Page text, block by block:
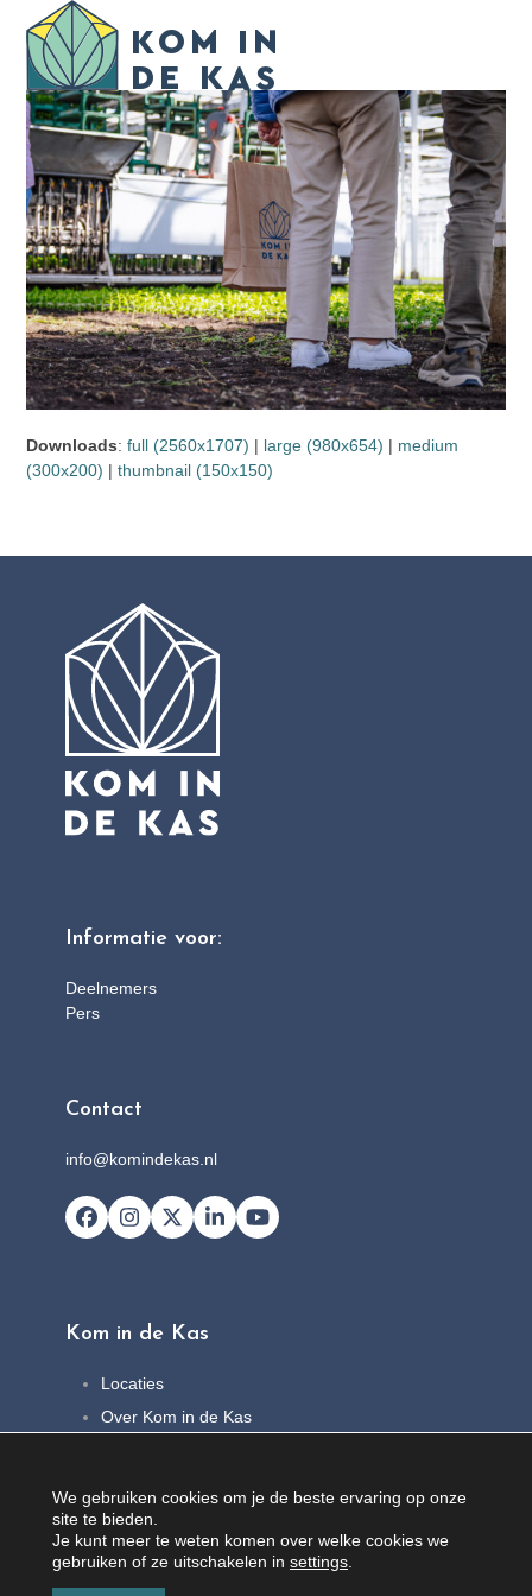
content
Open
mobile
menu
Close
mobile
menu
Downloads:full (2560x1707) | large (980x654) | medium
(300x200) |thumbnail (150x150)
Informatie voor:
Deelnemers
Pers
Contact
info@komindekas.nl
Facebook
Instagram
X LinkedInYouTube
Kom in de Kas
Locaties
Over Kom in de Kas
Contact
We gebruiken cookies om je de beste ervaring op onze
site te bieden.
Je kunt meer te weten komen over welke cookies we
gebruiken of ze uitschakelen in settings